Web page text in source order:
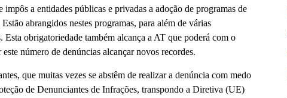
a entidades públicas e privadas a adoção de programas de
abrangidos nestes programas, para além de várias
obrigatoriedade também alcança a AT que poderá com o
número de denúncias alcançar novos recordes.
que muitas vezes se abstêm de realizar a denúncia com medo
de Denunciantes de Infrações, transpondo a Diretiva (UE)